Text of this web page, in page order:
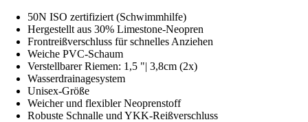
50N ISO zertifiziert (Schwimmhilfe)
Hergestellt aus 30% Limestone-Neopren
Frontreißverschluss für schnelles Anziehen
Weiche PVC-Schaum
Verstellbarer Riemen: 1,5 "| 3,8cm (2x)
Wasserdrainagesystem
Unisex-Größe
Weicher und flexibler Neoprenstoff
Robuste Schnalle und YKK-Reißverschluss